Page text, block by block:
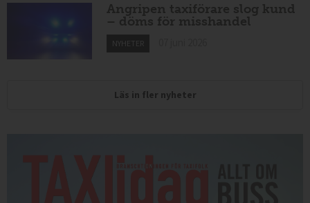
Angripen taxiförare slog kund
– döms för misshandel
NYHETER
Läs in fler nyheter